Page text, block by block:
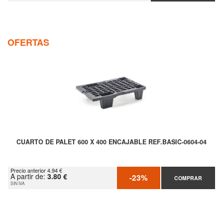
OFERTAS
CUARTO DE PALET 600 X 400 ENCAJABLE REF.BASIC-0604-04
Precio anterior 4.94 €
A partir de: 3.80 €
SIN IVA -23% COMPRAR